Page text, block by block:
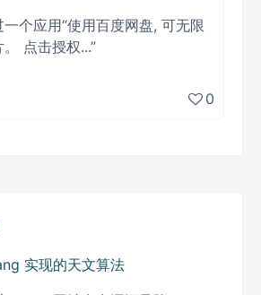
个应用“使用百度网盘, 可无限
点击授权...”
0
实现的天文算法